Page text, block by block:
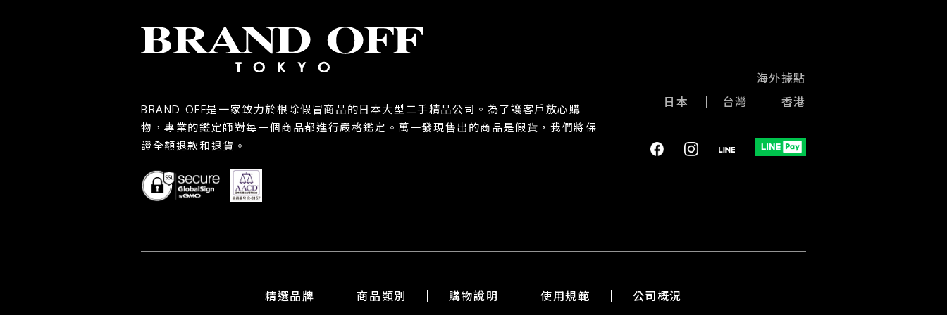
BRAND OFF是一家致力於根除假冒商品的日本大型二手精品公司。為了讓客戶放心購
物，專業的鑑定師對每一個商品都進行嚴格鑑定。萬一發現售出的商品是假貨，我們將保
證全額退款和退貨。
海外據點
日本
台灣 香港
精選品牌 商品類別 購物說明 使用規範 公司概況